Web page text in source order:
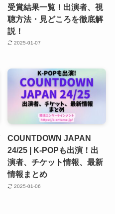
受賞結果一覧！出演者、視
聴方法・見どころを徹底解
説！
2025-01-07
COUNTDOWN JAPAN
24/25 | K-POPも出演！出
演者、チケット情報、最新
情報まとめ
2025-01-06